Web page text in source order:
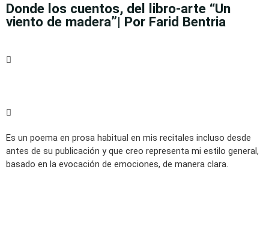
Donde los cuentos, del libro-arte “Un
viento de madera”| Por Farid Bentria
Es un poema en prosa habitual en mis recitales incluso desde
antes de su publicación y que creo representa mi estilo general,
basado en la evocación de emociones, de manera clara.